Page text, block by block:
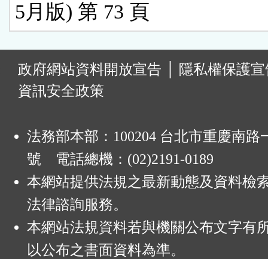
5月版) 第 73 頁
政府網站資料開放宣告
隱私權保護
資訊安全政策
法務部本部：100204 台北市重慶南路
號 電話總機：(02)2191-0189
本網站提供法規之最新動態及資料檢
法律諮詢服務。
本網站法規資料若與機關公布文字有
以公布之書面資料為準。